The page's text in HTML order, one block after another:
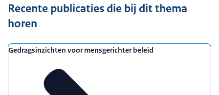
In contact of uit beeld. Hoe burgers de overheid
naar oog voor mensen
uit een casus over de preventie van geldzorgen.
2025
Recente publicaties die bij dit thema
horen
Gedragsinzichten voor mensgerichter beleid